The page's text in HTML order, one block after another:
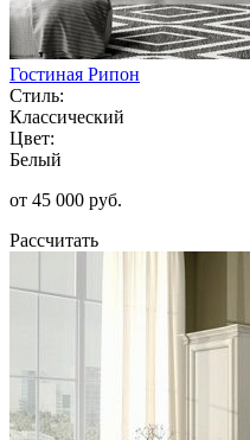
Гостиная Рипон
Стиль:
Классический
Цвет:
Белый
от 45 000 руб.
Рассчитать